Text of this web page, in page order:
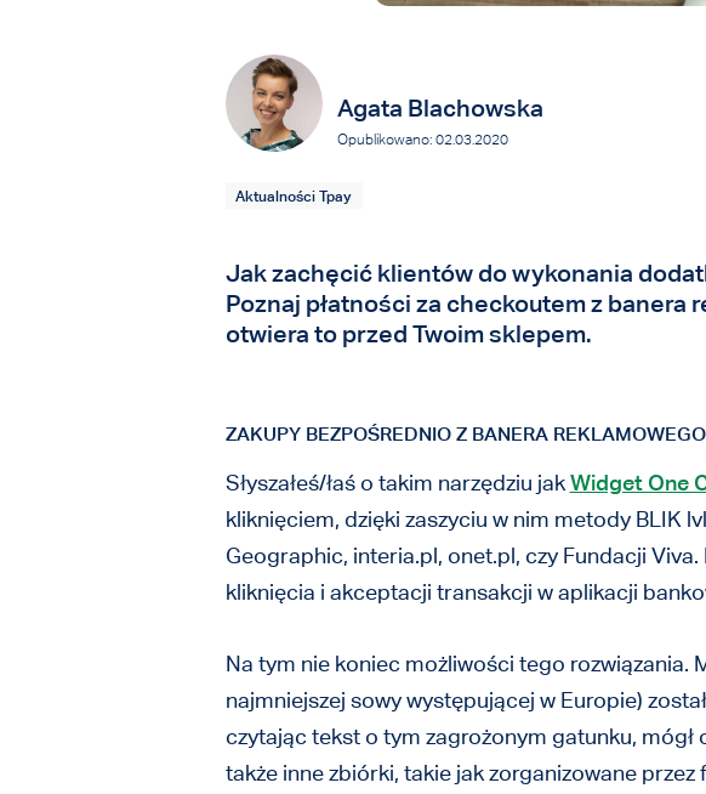
Agata Blachowska
Opublikowano: 02.03.2020
Aktualności Tpay
Jak zachęcić klientów do wykonania
Poznaj płatności za checkoutem z
otwiera to przed Twoim sklepem.
ZAKUPY BEZPOŚREDNIO Z BANERA REKLAMOWEGO
Słyszałeś/łaś o takim narzędziu jakWidget One
kliknięciem, dzięki zaszyciu w nim metody BLIK
Geographic, interia.pl, onet.pl, czy Fundacji
kliknięcia i akceptacji transakcji w aplikacji
Na tym nie koniec możliwości tego
najmniejszej sowy występującej w Europie)
czytając tekst o tym zagrożonym gatunku,
także inne zbiórki, takie jak zorganizowane